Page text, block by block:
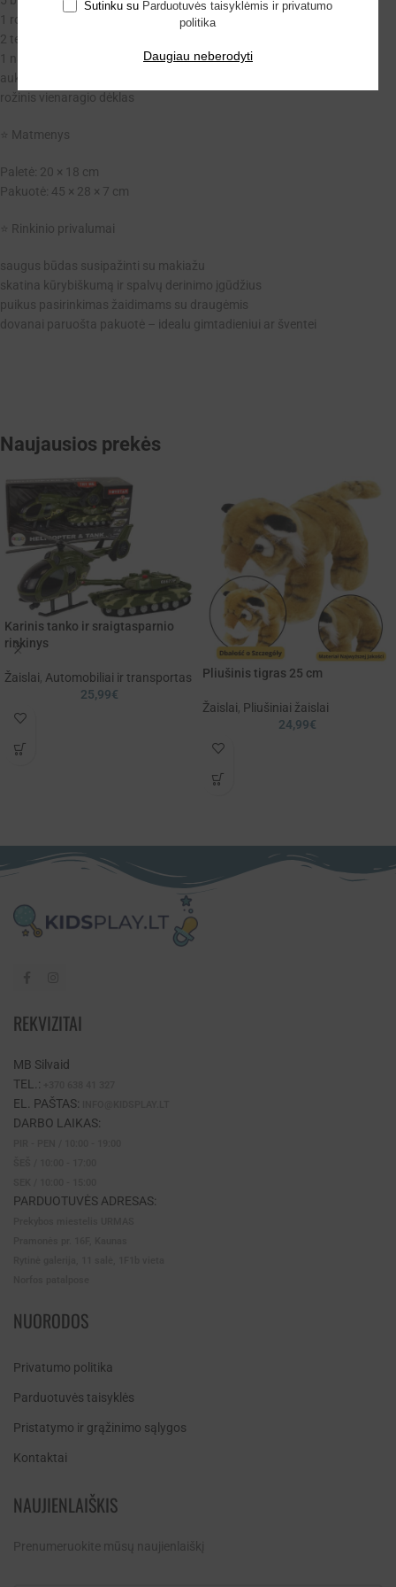
1 rožinis lūpų dažas
2 teptukai karoliukų formos rankenėlėmis
1 nagų lakas
auksinė grandinėlė
rožinis vienaragio dėklas
⭐ Matmenys
Paletė: 20 × 18 cm
Pakuotė: 45 × 28 × 7 cm
⭐ Rinkinio privalumai
saugus būdas susipažinti su makiažu
skatina kūrybiškumą ir spalvų derinimo įgūdžius
puikus pasirinkimas žaidimams su draugėmis
dovanai paruošta pakuotė – idealu gimtadieniui ar šventei
Naujausios prekės
Karinis tanko ir sraigtasparnio
rinkinys
Žaislai, Automobiliai ir transportas
25,99€
Pliušinis tigras 25 cm
Žaislai, Pliušiniai žaislai
24,99€
REKVIZITAI
MB Silvaid
TEL.:
EL. PAŠTAS:
DARBO LAIKAS:
PARDUOTUVĖS ADRESAS:
NUORODOS
Privatumo politika
Parduotuvės taisyklės
Pristatymo ir grąžinimo sąlygos
Kontaktai
NAUJIENLAIŠKIS
Prenumeruokite mūsų naujienlaiškį
Sutinku su Parduotuvės taisyklėmis ir privatumo
politika
Daugiau neberodyti